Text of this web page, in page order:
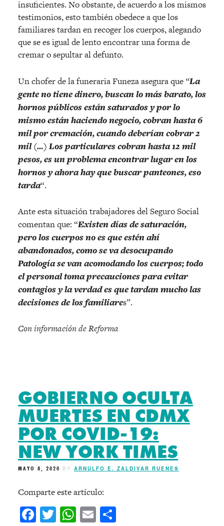
insuficientes. No obstante, de acuerdo a los mismos
testimonios, esto también obedece a que los
familiares tardan en recoger los cuerpos, alegando
que se es igual de lento encontrar una forma de
cremar o sepultar al defunto.
Un chofer de la funeraria Funeza asegura que “La
gente no tiene dinero, buscan lo más barato, los
hornos públicos están saturados y por lo
mismo están haciendo negocio, cobran hasta 6
mil por cremación, cuando deberían cobrar 2
mil (…) Los particulares cobran hasta 12 mil
pesos, es un problema encontrar lugar en los
hornos y ahora hay que buscar panteones, eso
tarda“.
Ante esta situación trabajadores del Seguro Social
comentan que: “Existen días de saturación,
pero los cuerpos no es que estén ahí
abandonados, como se va desocupando
Patología se van acomodando los cuerpos; todo
el personal toma precauciones para evitar
contagios y la verdad es que tardan mucho las
decisiones de los familiares”.
Con información de Reforma
GOBIERNO OCULTA
MUERTES EN CDMX
POR COVID-19:
NEW YORK TIMES
MAYO 8, 2020 BY ARNULFO E. ZALDIVAR RUENES
Comparte este artículo:
Facebook
Twitter
WhatsApp
Email